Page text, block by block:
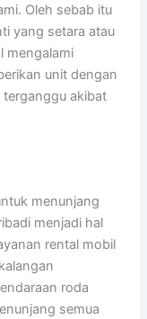
Oleh sebab itu
yang setara atau
mengalami
unit dengan
akibat
menunjang
menjadi hal
rental mobil
roda
semua